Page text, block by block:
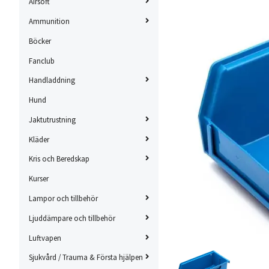
Ammunition
Böcker
Fanclub
Handladdning
Hund
Jaktutrustning
Kläder
Kris och Beredskap
Kurser
Lampor och tillbehör
Ljuddämpare och tillbehör
Luftvapen
Sjukvård / Trauma & Första hjälpen